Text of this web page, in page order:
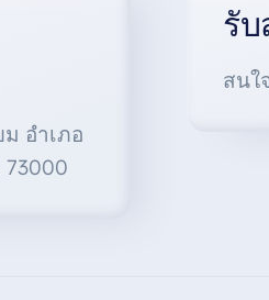
อำเภอ
รั
สนใ